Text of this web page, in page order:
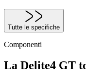
Tutte le specifiche
Componenti
La Delite4 GT